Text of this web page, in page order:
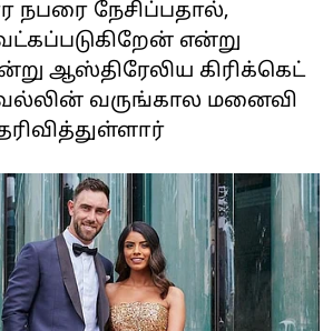
நபரை நேசிப்பதால்,
என்று
ஆஸ்திரேலிய கிரிக்கெட்
வருங்கால மனைவி